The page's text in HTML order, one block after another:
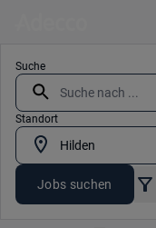
Suche
Standort
Jobs suchen